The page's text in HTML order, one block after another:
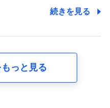
報の提供業務、契約締結手
続きを見る
っと見る